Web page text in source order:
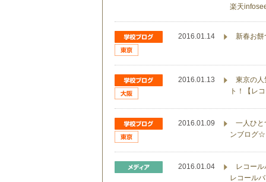
楽天
2016.01.14 新春お餅
2016.01.13
東京の人
ト！【レ
2016.01.09
一人ひと
ンブログ☆
2016.01.04
レコール
レコール